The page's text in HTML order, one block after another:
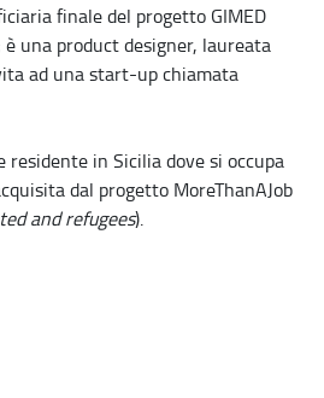
finale del progetto GIMED
è una product designer, laureata
ad una start-up chiamata
residente in Sicilia dove si occupa
dal progetto MoreThanAJob
and refugees).